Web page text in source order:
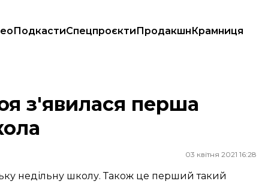
ПодкастиСпецпроєктиПродакшнКрамниця
з'явилася перша
03 квітня 2021 16:28
недільну школу. Також це перший такий